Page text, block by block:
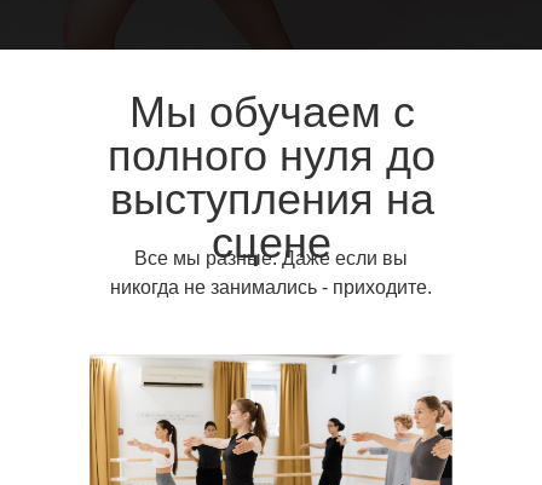
Мы обучаем с
полного нуля до
выступления на
сцене
Все мы разные. Даже если вы
никогда не занимались - приходите.